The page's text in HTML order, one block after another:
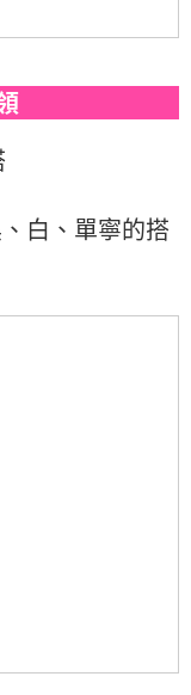
白、單寧的搭